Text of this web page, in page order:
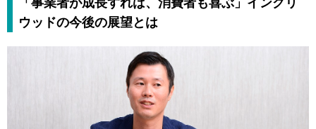
「事業者が成長すれば、消費者も喜ぶ」イングリ
ウッドの今後の展望とは